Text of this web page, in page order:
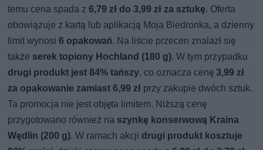
temu cena spada z6,79 zł do 3,99 zł za sztukę. Oferta
obowiązuje z kartą lub aplikacją Moja Biedronka, a dzienny
limit wynosi6 opakowań. Na liście przecen znalazł się
także serek topiony Hochland (180 g). W tym przypadku
drugi produkt jest 84% tańszy, co oznacza cenę3,99 zł
za opakowanie zamiast 6,99 zł przy zakupie dwóch sztuk.
Ta promocja nie jest objęta limitem. Niższą cenę
przygotowano również na szynkę konserwową Kraina
Wędlin (200 g). W ramach akcji drugi produkt kosztuje